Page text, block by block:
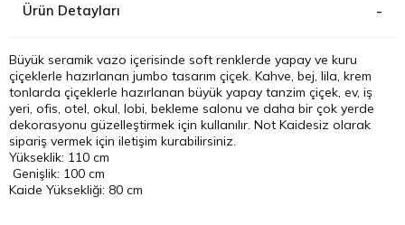
Ürün Detayları
Büyük seramik vazo içerisinde soft renklerde yapay ve kuru
çiçeklerle hazırlanan jumbo tasarım çiçek. Kahve, bej, lila, krem
tonlarda çiçeklerle hazırlanan büyük yapay tanzim çiçek, ev, iş
yeri, ofis, otel, okul, lobi, bekleme salonu ve daha bir çok yerde
dekorasyonu güzelleştirmek için kullanılır. Not Kaidesiz olarak
sipariş vermek için iletişim kurabilirsiniz.
Yükseklik: 110 cm
Genişlik: 100 cm
Kaide Yüksekliği: 80 cm
Şişli